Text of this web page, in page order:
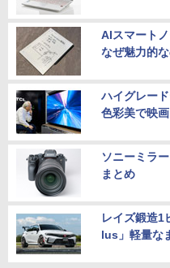
AIスマート
なぜ魅力的
ハイグレー
色彩美で映
ソニーミラ
まとめ
レイズ鍛造1
lus」軽量な